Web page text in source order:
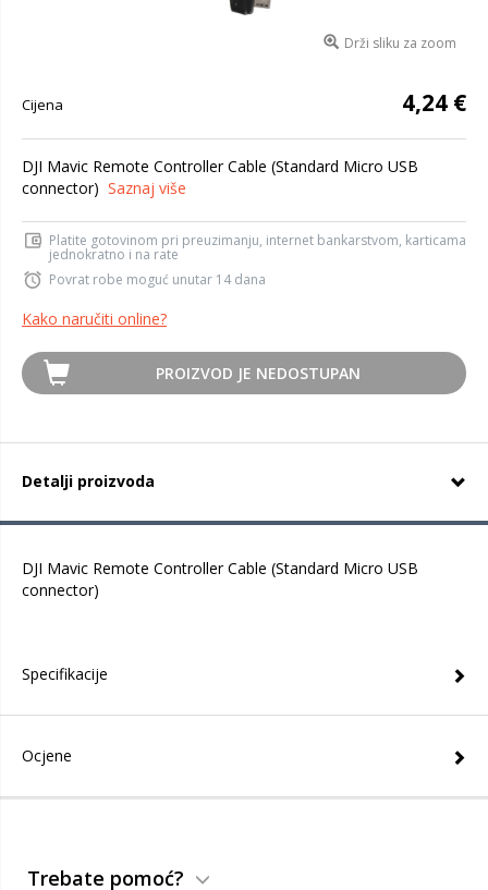
Drži sliku za zoom
Cijena 4,24 €
DJI Mavic Remote Controller Cable (Standard Micro USB
connector) Saznaj više
Platite gotovinom pri preuzimanju, internet bankarstvom, karticama
jednokratno i na rate
Povrat robe moguć unutar 14 dana
Kako naručiti online?
PROIZVOD JE NEDOSTUPAN
Detalji proizvoda
DJI Mavic Remote Controller Cable (Standard Micro USB
connector)
Specifikacije
Ocjene
Trebate pomoć?